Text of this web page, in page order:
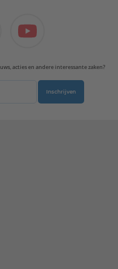
acties en andere interessante zaken?
Inschrijven